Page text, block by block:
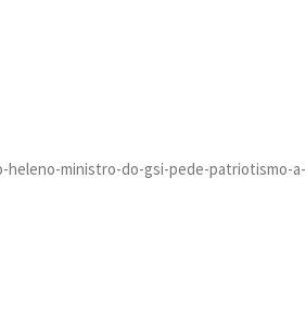
ministro-do-gsi-pede-patriotismo-a-